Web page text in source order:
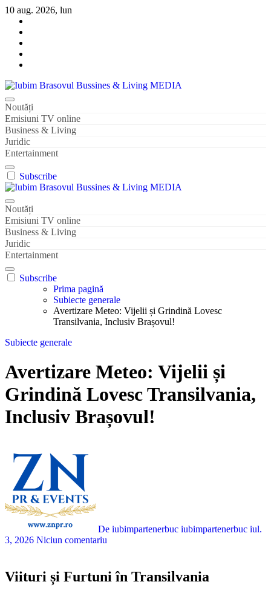
Sari
conținut
10 aug. 2026, lun
Iubim Brasovul Bussines & Living MEDIA
Din pasiune și dragoste pentru Brașoveni
Noutăți
Emisiuni TV online
Business & Living
Juridic
Entertainment
Subscribe
Iubim Brasovul Bussines & Living MEDIA
Din pasiune și dragoste pentru Brașoveni
Noutăți
Emisiuni TV online
Business & Living
Juridic
Entertainment
Subscribe
Prima pagină
Subiecte generale
Avertizare Meteo: Vijelii și Grindină Lovesc
Transilvania, Inclusiv Brașovul!
Subiecte generale
Avertizare Meteo: Vijelii și
Grindină Lovesc Transilvania,
Inclusiv Brașovul!
De iubimpartenerbuc iubimpartenerbuc iul.
3, 2026 Niciun comentariu
Viituri și Furtuni în Transilvania